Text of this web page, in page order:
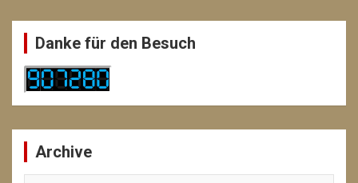
Danke für den Besuch
Archive